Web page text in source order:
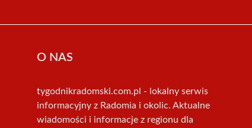
O NAS
tygodnikradomski.com.pl - lokalny serwis
informacyjny z Radomia i okolic. Aktualne
wiadomości i informacje z regionu dla